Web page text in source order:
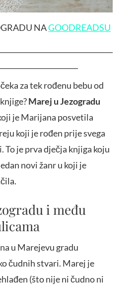
NAGOODREADSU
za tek rođenu bebu od
Marej u Jezogradu
je Marijana posvetila
koji je rođen prije svega
To je prva dječja knjiga koju
novi žanr u koji je
i među
u Marejevu gradu
čudnih stvari. Marej je
(što nije ni čudno ni